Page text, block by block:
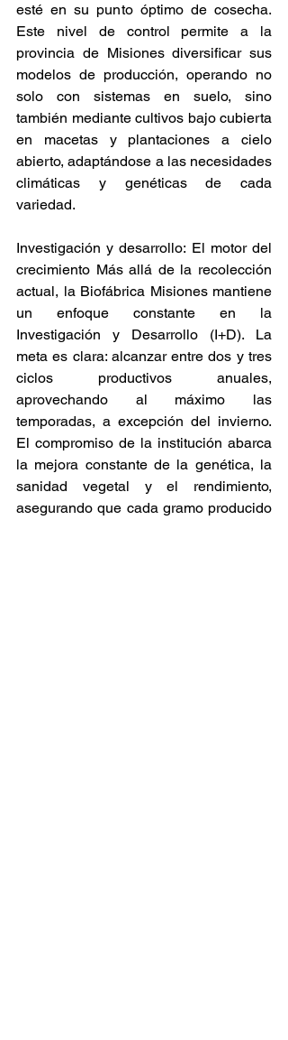
esté en su punto óptimo de cosecha.
Este nivel de control permite a la
provincia de Misiones diversificar sus
modelos de producción, operando no
solo con sistemas en suelo, sino
también mediante cultivos bajo cubierta
en macetas y plantaciones a cielo
abierto, adaptándose a las necesidades
climáticas y genéticas de cada
variedad.
Investigación y desarrollo: El motor del
crecimiento Más allá de la recolección
actual, la Biofábrica Misiones mantiene
un enfoque constante en la
Investigación y Desarrollo (I+D). La
meta es clara: alcanzar entre dos y tres
ciclos productivos anuales,
aprovechando al máximo las
temporadas, a excepción del invierno.
El compromiso de la institución abarca
la mejora constante de la genética, la
sanidad vegetal y el rendimiento,
asegurando que cada gramo producido